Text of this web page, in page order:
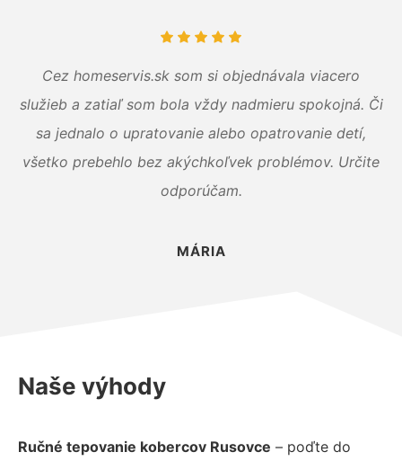
Cez homeservis.sk som si objednávala viacero
služieb a zatiaľ som bola vždy nadmieru spokojná. Či
sa jednalo o upratovanie alebo opatrovanie detí,
všetko prebehlo bez akýchkoľvek problémov. Určite
odporúčam.
MÁRIA
Naše výhody
Ručné tepovanie kobercov Rusovce – poďte do